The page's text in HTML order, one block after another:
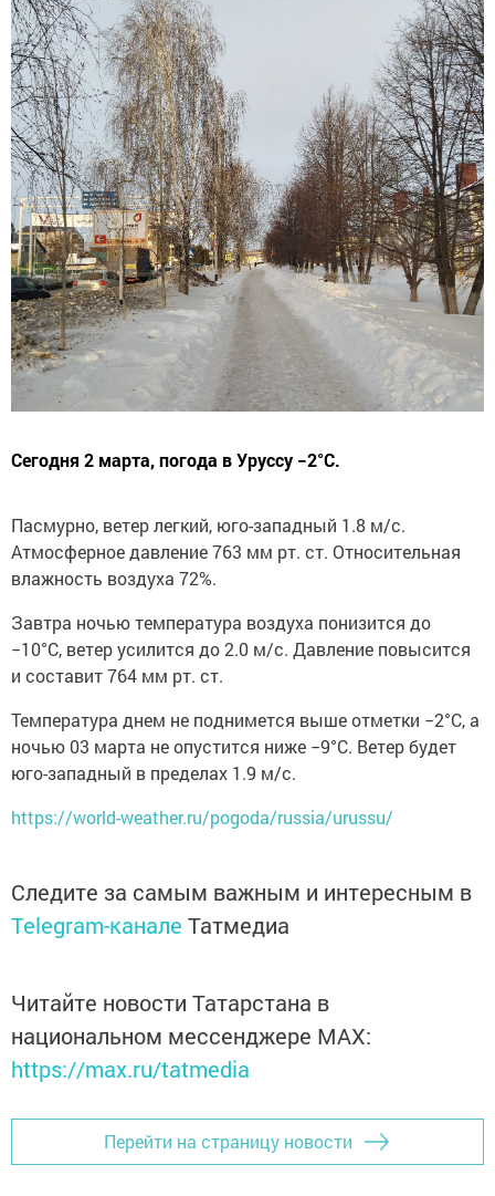
Сегодня 2 марта, погода в Уруссу −2°C.
Пасмурно, ветер легкий, юго-западный 1.8 м/с.
Атмосферное давление 763 мм рт. ст. Относительная
влажность воздуха 72%.
Завтра ночью температура воздуха понизится до
−10°C, ветер усилится до 2.0 м/с. Давление повысится
и составит 764 мм рт. ст.
Температура днем не поднимется выше отметки −2°C, a
ночью 03 марта не опустится ниже −9°C. Ветер будет
юго-западный в пределах 1.9 м/с.
https://world-weather.ru/pogoda/russia/urussu/
Следите за самым важным и интересным в
Telegram-канале Татмедиа
Читайте новости Татарстана в
национальном мессенджере MАХ:
https://max.ru/tatmedia
Перейти на страницу новости